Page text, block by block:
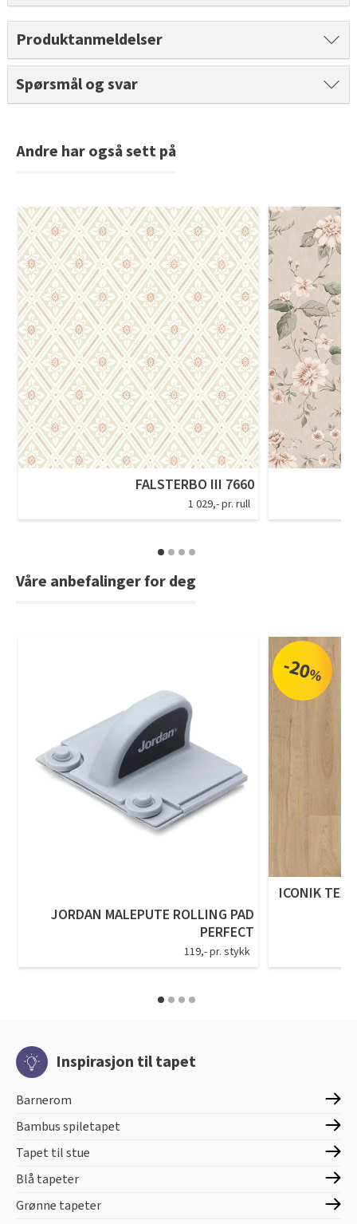
Produktanmeldelser
Spørsmål og svar
Andre har også sett på
FALSTERBO III 7660
1 029,- pr. rull
Våre anbefalinger for deg
JORDAN MALEPUTE ROLLING PAD
PERFECT
119,- pr. stykk
-20%
ICONIK
Inspirasjon til tapet
Barnerom
Bambus spiletapet
Tapet til stue
Blå tapeter
Grønne tapeter